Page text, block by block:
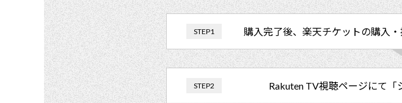
STEP1 購入完了後、楽天チケットの購入
STEP2 Rakuten TV視聴ページにて「